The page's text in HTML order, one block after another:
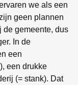
we als een
geen plannen
de gemeente, dus
In de
een
een drukke
(= stank). Dat